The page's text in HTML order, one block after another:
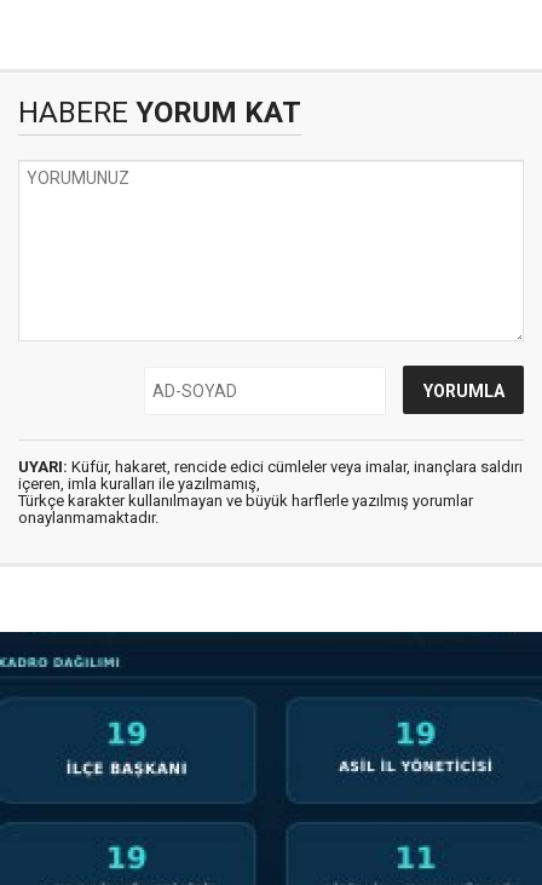
HABERE YORUM KAT
UYARI: Küfür, hakaret, rencide edici cümleler veya imalar, inançlara saldırı
içeren, imla kuralları ile yazılmamış,
Türkçe karakter kullanılmayan ve büyük harflerle yazılmış yorumlar
onaylanmamaktadır.